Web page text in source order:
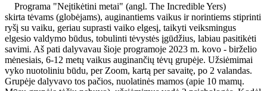
Programa "Neįtikėtini metai" (angl. The Incredible Yers)
skirta tėvams (globėjams), auginantiems vaikus ir norintiems stiprinti
ryšį su vaiku, geriau suprasti vaiko elgesį, taikyti veiksmingus
elgesio valdymo būdus, tobulinti tėvystės įgūdžius, labiau pasitikėti
savimi. Aš pati dalyvavau šioje programoje 2023 m. kovo - birželio
mėnesiais, 6-12 metų vaikus auginančių tėvų grupėje. Užsiėmimai
vyko nuotoliniu būdu, per Zoom, kartą per savaitę, po 2 valandas.
Grupėje dalyvavo tos pačios, nuolatinės mamos (apie 10 mamų.